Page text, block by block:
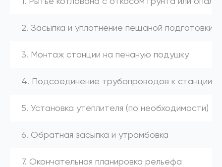
2. Засыпка и уплотнение пещаной подготовки
3. Монтаж станции на печаную подушку
4. Подсоединение трубопроводов к станции
5. Установка утеплителя (по необходимости)
6. Обратная засыпка и утрамбовка
7. Окончательная планировка рельефа